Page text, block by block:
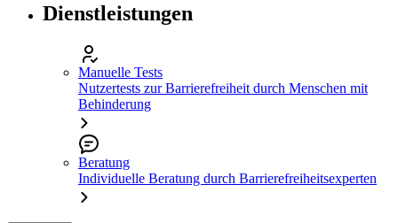
Dienstleistungen
Manuelle Tests
Nutzertests zur Barrierefreiheit durch Menschen mit
Behinderung
Beratung
Individuelle Beratung durch Barrierefreiheitsexperten